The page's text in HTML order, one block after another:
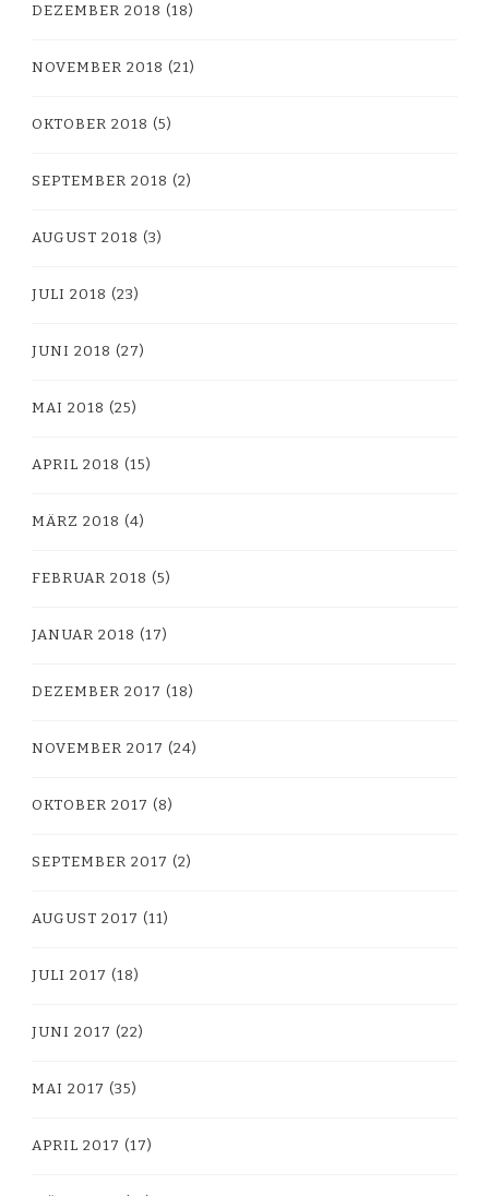
DEZEMBER 2018 (18)
NOVEMBER 2018 (21)
OKTOBER 2018 (5)
SEPTEMBER 2018 (2)
AUGUST 2018 (3)
JULI 2018 (23)
JUNI 2018 (27)
MAI 2018 (25)
APRIL 2018 (15)
MÄRZ 2018 (4)
FEBRUAR 2018 (5)
JANUAR 2018 (17)
DEZEMBER 2017 (18)
NOVEMBER 2017 (24)
OKTOBER 2017 (8)
SEPTEMBER 2017 (2)
AUGUST 2017 (11)
JULI 2017 (18)
JUNI 2017 (22)
MAI 2017 (35)
APRIL 2017 (17)